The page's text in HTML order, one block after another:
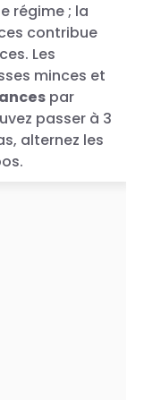
Fitness Coach &
régime ; la
contribue
Les
minces et
par
passer à 3
alternez les